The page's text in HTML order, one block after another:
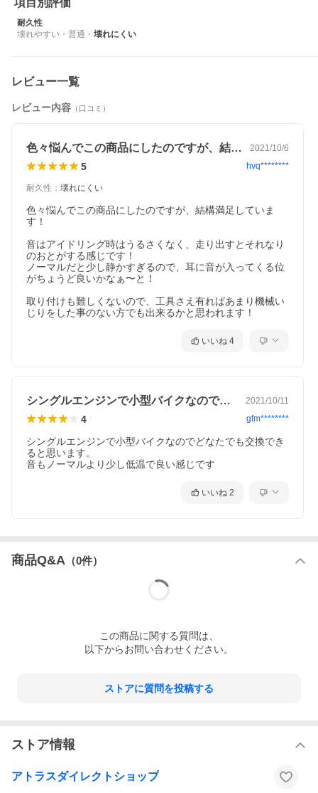
項目別評価
耐久性
壊れやすい ・ 普通 ・ 壊れにくい
レビュー一覧
レビュー内容 （口コミ）
色々悩んでこの商品にしたのですが、結構… 2021/10/6
5 hvq********
耐久性 ： 壊れにくい
色々悩んでこの商品にしたのですが、結構満足していま
す！
音はアイドリング時はうるさくなく、走り出すとそれなり
のおとがする感じです！
ノーマルだと少し静かすぎるので、耳に音が入ってくる位
がちょうど良いかなぁ〜と！
取り付けも難しくないので、工具さえ有ればあまり機械い
じりをした事のない方でも出来るかと思われます！
いいね 4
シングルエンジンで小型バイクなのでどな… 2021/10/11
4 gfm********
シングルエンジンで小型バイクなのでどなたでも交換でき
ると思います。
音もノーマルより少し低温で良い感じです
いいね 2
商品Q&A （0件）
この商品に関する質問は、
以下からお問い合わせください。
ストアに質問を投稿する
ストア情報
アトラスダイレクトショップ